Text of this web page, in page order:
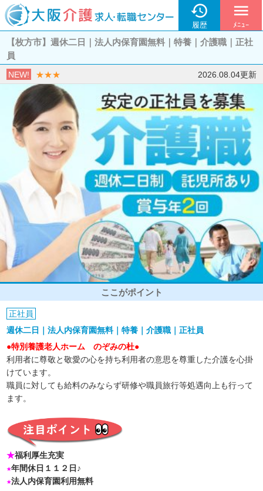

履歴
menu
ﾒﾆｭｰ
【枚方市】週休二日｜法人内保育園無料｜特養｜介護職｜正社
員
NEW! ★★★ 2026.08.04更新
ここがポイント
正社員
週休二日｜法人内保育園無料｜特養｜介護職｜正社員
●特別養護老人ホーム のぞみの杜●
利用者に尊敬と敬愛の心を持ち利用者の意思を尊重した介護を心掛
けています。
職員に対しても給料のみならず研修や職員旅行等処遇向上も行って
ます。
★福利厚生充実
★年間休日１１２日♪
★法人内保育園利用無料